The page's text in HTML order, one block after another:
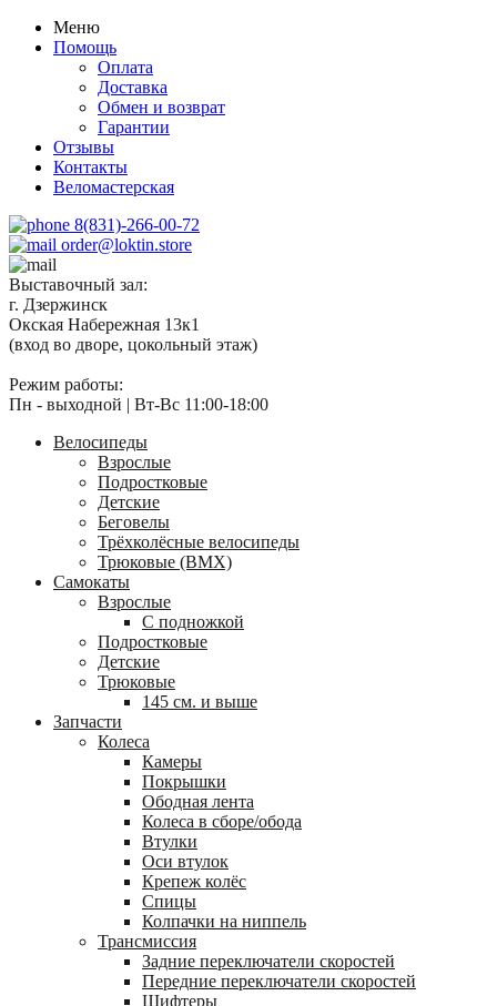
Меню
Помощь
Оплата
Доставка
Обмен и возврат
Гарантии
Отзывы
Контакты
Веломастерская
8(831)-266-00-72
order@loktin.store
Выставочный зал:
г. Дзержинск
Окская Набережная 13к1
(вход во дворе, цокольный этаж)
Режим работы:
Пн - выходной | Вт-Вс 11:00-18:00
Велосипеды
Взрослые
Подростковые
Детские
Беговелы
Трёхколёсные велосипеды
Трюковые (BMX)
Самокаты
Взрослые
С подножкой
Подростковые
Детские
Трюковые
145 см. и выше
Запчасти
Колеса
Камеры
Покрышки
Ободная лента
Колеса в сборе/обода
Втулки
Оси втулок
Крепеж колёс
Спицы
Колпачки на ниппель
Трансмиссия
Задние переключатели скоростей
Передние переключатели скоростей
Шифтеры